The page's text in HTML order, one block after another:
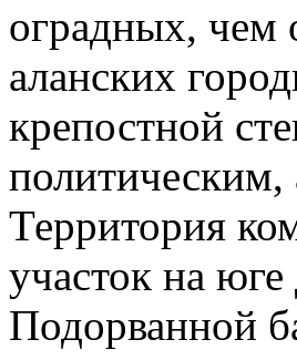
оградных, чем
аланских
крепостной
Территория
участок на
Подорванной